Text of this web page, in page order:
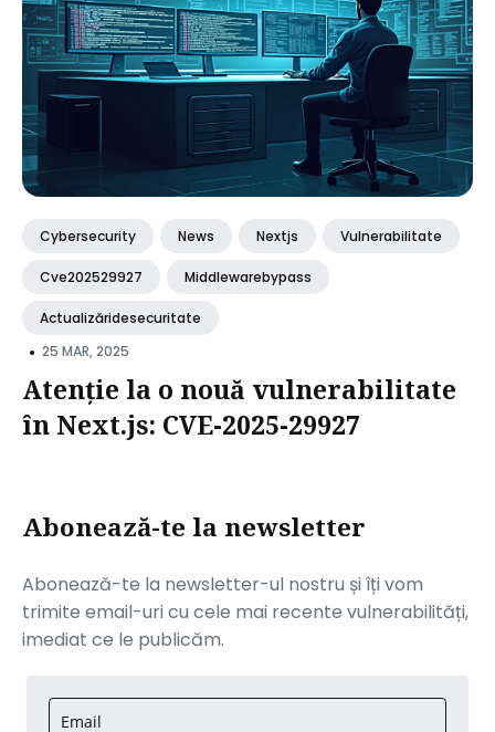
Cybersecurity News Nextjs Vulnerabilitate
Cve202529927 Middlewarebypass
Actualizăridesecuritate
• 25 MAR, 2025
Atenție la o nouă vulnerabilitate
în Next.js: CVE-2025-29927
Abonează-te la newsletter
Abonează-te la newsletter-ul nostru și îți vom
trimite email-uri cu cele mai recente vulnerabilități,
imediat ce le publicăm.